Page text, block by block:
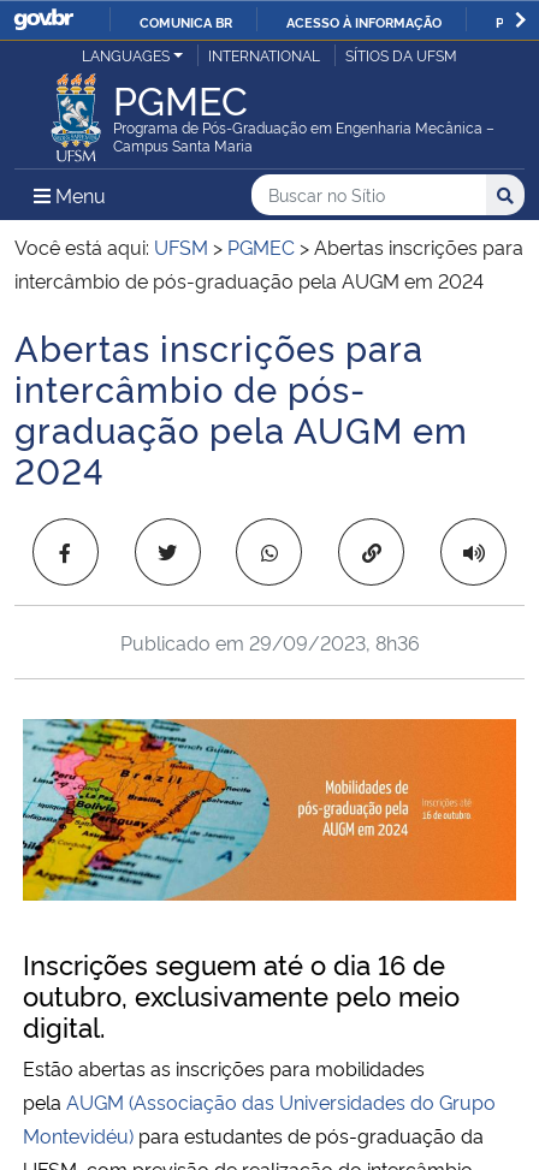
IR
O
COMUNICA BR ACESSO À INFORMAÇÃO
Ministério da Justiça e Segurança Pública
Ministério da Defesa
Ministério das Relações Exteriores
Ministério da Infraestrutura
Ministério da Agricultura, Pecuária e Abastecimento
Ministério da Cidadania
Ministério de Minas e Energia
Ministério da Ciência, Tecnologia, Inovações e Comunicações
Ministério do Meio Ambiente
Ministério do Turismo
Controladoria-Geral da União
Ministério da Mulher, da Família e dos Direitos Humanos
Secretaria-Geral
LANGUAGES INTERNATIONAL SÍTIOS DA UFSM
PGMEC
Programa de Pós-Graduação em Engenharia Mecânica –
Campus Santa Maria
Menu Menu Principal do Sítio
Busca
Buscar no no Sítio
Busca:
Você está aqui: UFSM > PGMEC >Abertas inscrições para
intercâmbio de pós-graduação pela AUGM em 2024
Início do conteúdo
Abertas inscrições para
intercâmbio de pós-
graduação pela AUGM em
2024
Copiar para área
Publicado em 29/09/2023, 8h36
Inscrições seguem até o dia 16 de
outubro, exclusivamente pelo meio
digital.
Estão abertas as inscrições para mobilidades
pela AUGM (Associação das Universidades do Grupo
Montevidéu) para estudantes de pós-graduação da